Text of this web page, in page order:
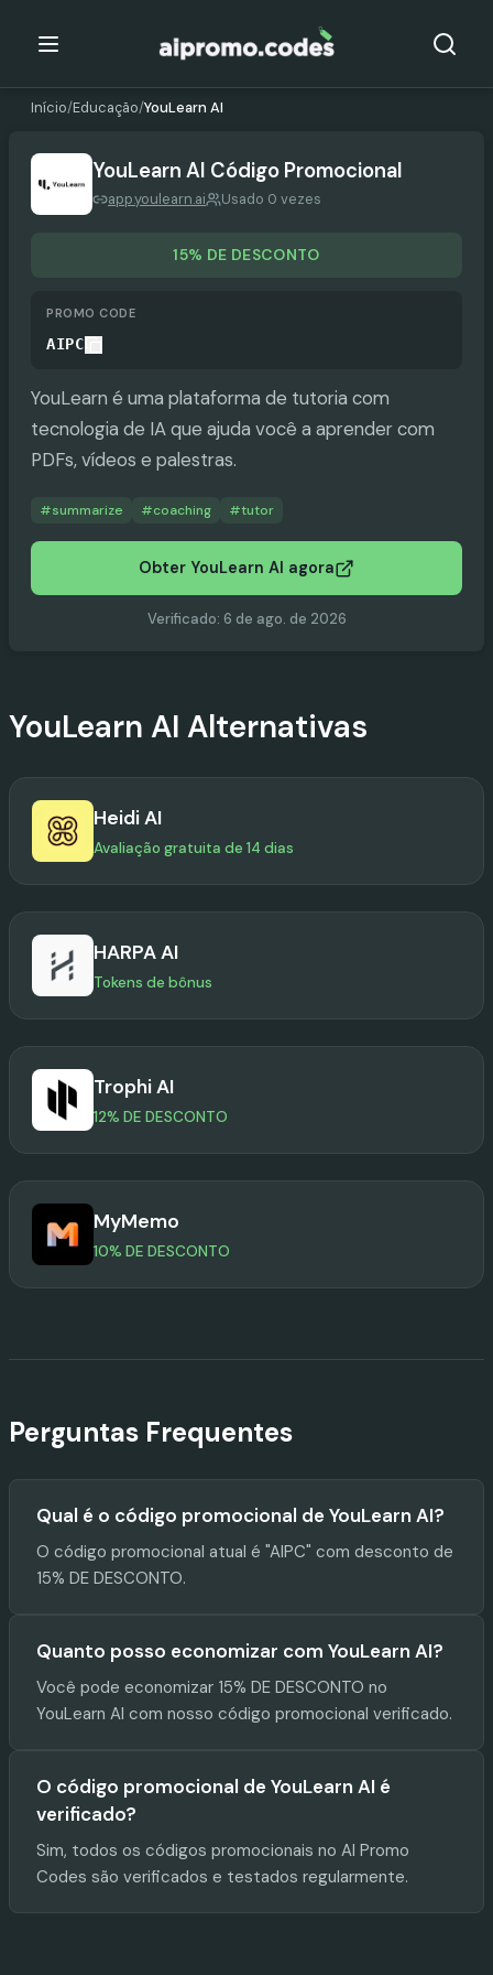
Início/Educação/YouLearn AI
YouLearn AI Código Promocional
app.youlearn.ai Usado 0 vezes
15% DE DESCONTO
PROMO CODE
AIPC
YouLearn é uma plataforma de tutoria com
tecnologia de IA que ajuda você a aprender com
PDFs, vídeos e palestras.
#summarize #coaching #tutor
Obter YouLearn AI agora
Verificado: 6 de ago. de 2026
YouLearn AI Alternativas
Heidi AI
Avaliação gratuita de 14 dias
HARPA AI
Tokens de bônus
Trophi AI
12% DE DESCONTO
MyMemo
10% DE DESCONTO
Perguntas Frequentes
Qual é o código promocional de YouLearn AI?
O código promocional atual é "AIPC" com desconto de
15% DE DESCONTO.
Quanto posso economizar com YouLearn AI?
Você pode economizar 15% DE DESCONTO no
YouLearn AI com nosso código promocional verificado.
O código promocional de YouLearn AI é
verificado?
Sim, todos os códigos promocionais no AI Promo
Codes são verificados e testados regularmente.